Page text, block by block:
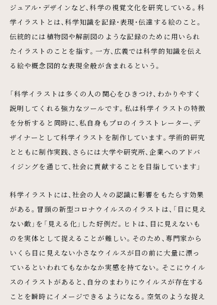
ジュアル・デザインなど、科学の視覚文化を研究している。科
学イラストとは、科学知識を記録・表現・伝達する絵のこと。
伝統的には植物図や解剖図のような記録のために用いられ
たイラストのことを指す。一方、広義では科学的知識を伝え
る絵や概念図的な表現全般が含まれるという。
「科学イラストは多くの人の関心をひきつけ、わかりやすく
説明してくれる強力なツールです。私は科学イラストの特徴
を分析すると同時に、私自身もプロのイラストレーター、デ
ザイナーとして科学イラストを制作しています。学術的研究
とともに制作実践、さらには大学や研究所、企業へのアドバ
イジングを通じて、社会に貢献することを目指しています」
科学イラストには、社会の人々の認識に影響をもたらす効果
がある。冒頭の新型コロナウイルスのイラストは、「目に見え
ない敵」を「見える化」した好例だ。ヒトは、目に見えないも
のを実体として捉えることが難しい。そのため、専門家から
いくら目に見えない小さなウイルスが目の前に大量に漂っ
ているといわれてもなかなか実感を持てない。そこにウイル
スのイラストがあると、自分のまわりにウイルスが存在する
ことを瞬時にイメージできるようになる。空気のような捉え